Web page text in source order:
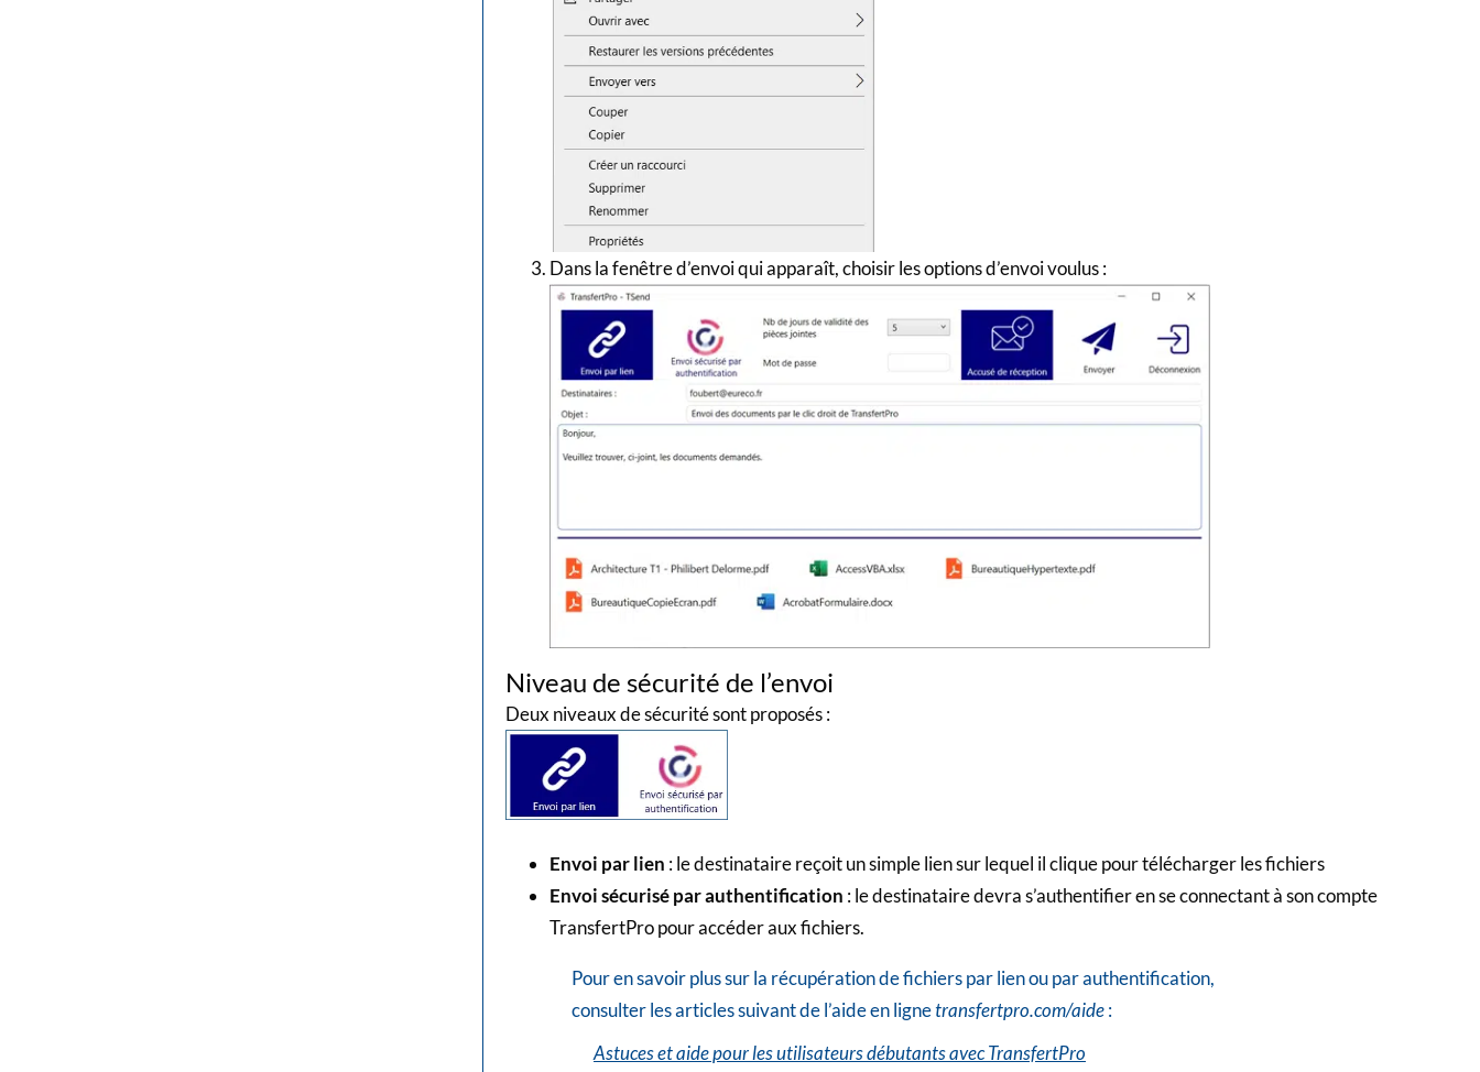
Dans la fenêtre d’envoi qui apparaît, choisir les options d’envoi voulus :
Niveau de sécurité de l’envoi
Deux niveaux de sécurité sont proposés :
Envoi par lien : le destinataire reçoit un simple lien sur lequel il clique pour télécharger les fichiers
Envoi sécurisé par authentification : le destinataire devra s’authentifier en se connectant à son compte
TransfertPro pour accéder aux fichiers.
Pour en savoir plus sur la récupération de fichiers par lien ou par authentification,
consulter les articles suivant de l’aide en lignetransfertpro.com/aide:
Astuces et aide pour les utilisateurs débutants avec TransfertPro